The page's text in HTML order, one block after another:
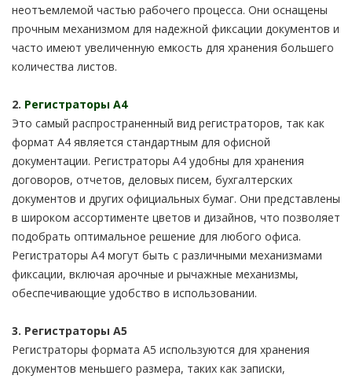
неотъемлемой частью рабочего процесса. Они оснащены
прочным механизмом для надежной фиксации документов и
часто имеют увеличенную емкость для хранения большего
количества листов.
2. Регистраторы А4
Это самый распространенный вид регистраторов, так как
формат А4 является стандартным для офисной
документации. Регистраторы А4 удобны для хранения
договоров, отчетов, деловых писем, бухгалтерских
документов и других официальных бумаг. Они представлены
в широком ассортименте цветов и дизайнов, что позволяет
подобрать оптимальное решение для любого офиса.
Регистраторы А4 могут быть с различными механизмами
фиксации, включая арочные и рычажные механизмы,
обеспечивающие удобство в использовании.
3. Регистраторы А5
Регистраторы формата А5 используются для хранения
документов меньшего размера, таких как записки,